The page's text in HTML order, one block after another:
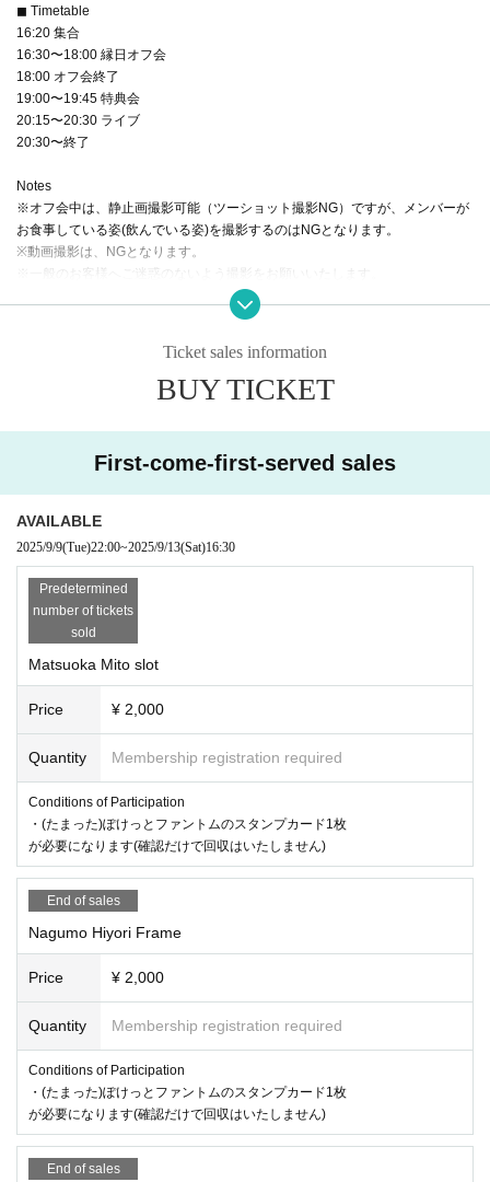
◼︎ Timetable
16:20 集合
16:30〜18:00 縁日オフ会
18:00 オフ会終了
19:00〜19:45 特典会
20:15〜20:30 ライブ
20:30〜終了
Notes
※オフ会中は、静止画撮影可能（ツーショット撮影NG）ですが、メンバーが
お食事している姿(飲んでいる姿)を撮影するのはNGとなります。
※動画撮影は、NGとなります。
※一般のお客様へご迷惑のないよう撮影をお願いいたします。
※360度カメラで撮影するのはNGとなります。
※飲み過ぎに注意しつつ、マナーを守って楽しんでいただけたらと思いま
※メンバーにがっつきすぎず、推しを独り占めしないようお願いいたしま
※メンバーとたくさん会話ができなかったとしても落ち込まないようお願い
Ticket sales information
BUY TICKET
First-come-first-served sales
AVAILABLE
2025/9/9(Tue)22:00~2025/9/13(Sat)16:30
Predetermined
number of tickets
sold
Matsuoka Mito slot
Price ¥ 2,000
Quantity Membership registration required
Conditions of Participation
・(たまった)ぽけっとファントムのスタンプカード1枚
が必要になります(確認だけで回収はいたしません)
End of sales
Nagumo Hiyori Frame
Price ¥ 2,000
Quantity Membership registration required
Conditions of Participation
・(たまった)ぽけっとファントムのスタンプカード1枚
が必要になります(確認だけで回収はいたしません)
End of sales